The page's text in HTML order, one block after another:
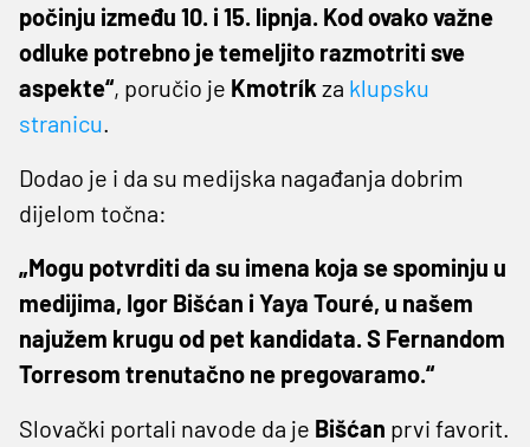
počinju između 10. i 15. lipnja. Kod ovako važne
odluke potrebno je temeljito razmotriti sve
aspekte“, poručio je Kmotrík za klupsku
stranicu.
Dodao je i da su medijska nagađanja dobrim
dijelom točna:
„Mogu potvrditi da su imena koja se spominju u
medijima, Igor Bišćan i Yaya Touré, u našem
najužem krugu od pet kandidata. S Fernandom
Torresom trenutačno ne pregovaramo.“
Slovački portali navode da je Bišćan prvi favorit.